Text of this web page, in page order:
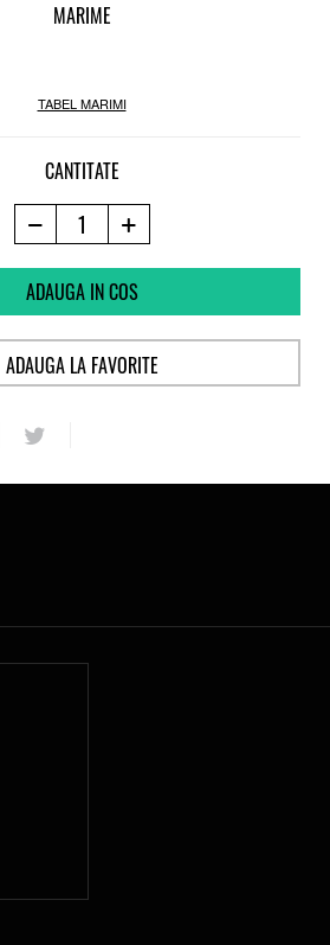
MARIME
TABEL MARIMI
CANTITATE
ADAUGA IN COS
ADAUGA LA FAVORITE